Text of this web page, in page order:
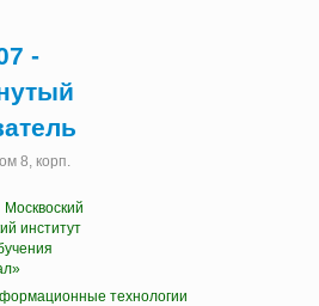
-
8, корп.
Москвоский
институт
технологии